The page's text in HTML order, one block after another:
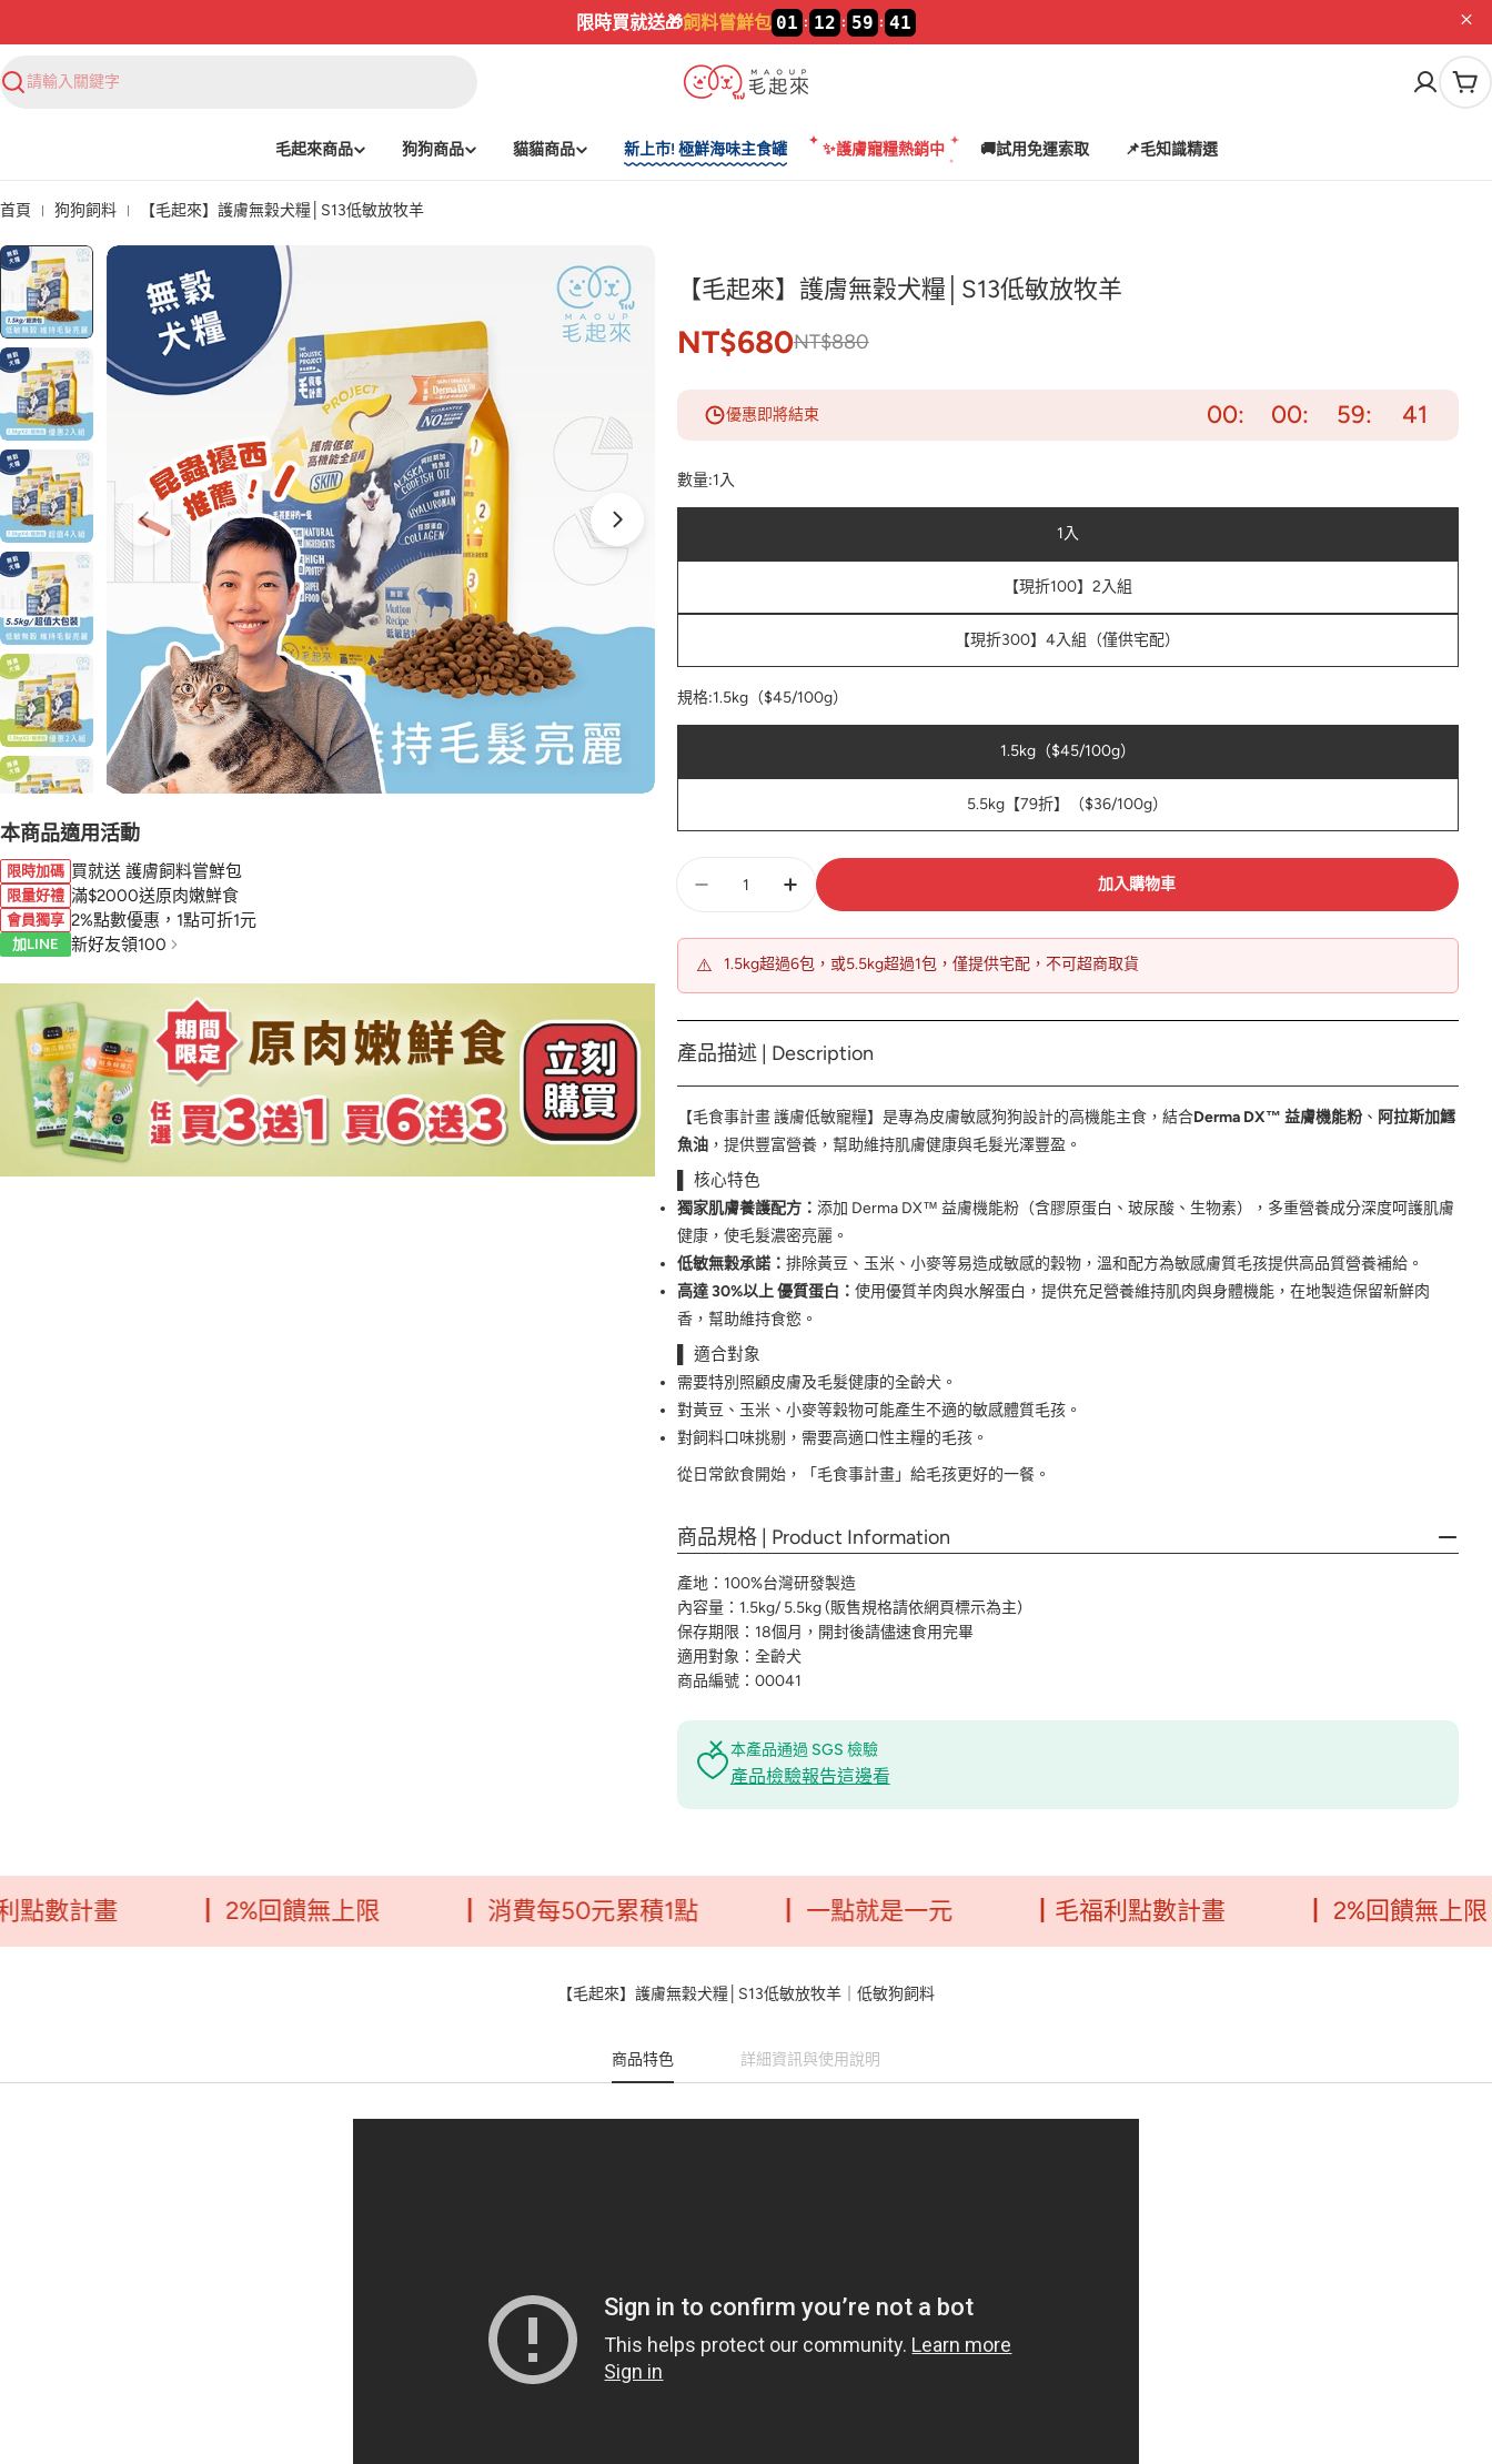
加入LINE🔥新好友領$100
搜
購
毛起來商品 狗狗商品 貓貓商品 新上市! 極鮮海味主食罐 ✨護膚寵糧熱銷中 🚚試用免運索取 📌毛知識精選
首頁 狗狗飼料 【毛起來】護膚無穀犬糧│S13低敏放牧羊
本商品適用活動
限時加碼 買就送 護膚飼料嘗鮮包
限量好禮 滿$2000送原肉嫩鮮食
會員獨享 2%點數優惠，1點可折1元
加LINE 新好友領100
【毛起來】護膚無穀犬糧│S13低敏放牧羊
NT$680NT$880
優惠即將結束 00 00 59 39
數量:1入
1入
【現折100】2入組
【現折300】4入組（僅供宅配）
規格:1.5kg（$45/100g）
1.5kg（$45/100g）
5.5kg【79折】（$36/100g）
加入購物車
⚠️ 1.5kg超過6包，或5.5kg超過1包，僅提供宅配，不可超商取貨
產品描述 | Description
【毛食事計畫 護膚低敏寵糧】是專為皮膚敏感狗狗設計的高機能主食，結合Derma DX™ 益膚機能粉、 阿拉斯加鱈
魚油，提供豐富營養，幫助維持肌膚健康與毛髮光澤豐盈。
▌ 核心特色
獨家肌膚養護配方： 添加 Derma DX™ 益膚機能粉（含膠原蛋白、玻尿酸、生物素），多重營養成分深度呵護肌膚
健康，使毛髮濃密亮麗。
低敏無穀承諾： 排除黃豆、玉米、小麥等易造成敏感的穀物，溫和配方為敏感膚質毛孩提供高品質營養補給。
高達 30%以上 優質蛋白： 使用優質羊肉與水解蛋白，提供充足營養維持肌肉與身體機能，在地製造保留新鮮肉
香，幫助維持食慾。
▌ 適合對象
需要特別照顧皮膚及毛髮健康的全齡犬。
對黃豆、玉米、小麥等穀物可能產生不適的敏感體質毛孩。
對飼料口味挑剔，需要高適口性主糧的毛孩。
從日常飲食開始，「毛食事計畫」給毛孩更好的一餐。
商品規格 | Product Information
產地：100%台灣研發製造
內容量：1.5kg/ 5.5kg (販售規格請依網頁標示為主)
保存期限：18個月，開封後請儘速食用完畢
適用對象：全齡犬
商品編號：00041
本產品通過 SGS 檢驗
產品檢驗報告這邊看
┃ 2%回饋無上限 ┃ 消費每50元累積1點 ┃ 一點就是一元 ┃毛福利點數計畫 ┃ 2%回饋無上限 ┃
【毛起來】護膚無穀犬糧│S13低敏放牧羊｜低敏狗飼料
商品特色 詳細資訊與使用說明